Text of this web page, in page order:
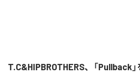
T.C&HIPBROTHERS、「Pullback